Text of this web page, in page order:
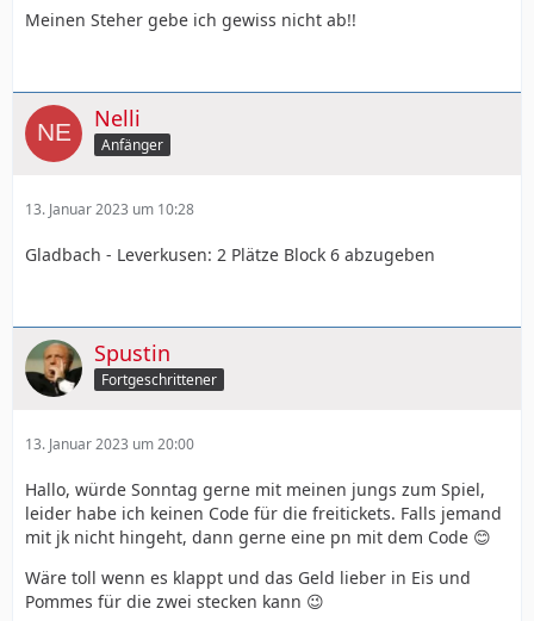
Meinen Steher gebe ich gewiss nicht ab!!
Nelli
Anfänger
13. Januar 2023 um 10:28
Gladbach - Leverkusen: 2 Plätze Block 6 abzugeben
Spustin
Fortgeschrittener
13. Januar 2023 um 20:00
Hallo, würde Sonntag gerne mit meinen jungs zum Spiel,
leider habe ich keinen Code für die freitickets. Falls jemand
mit jk nicht hingeht, dann gerne eine pn mit dem Code 😊
Wäre toll wenn es klappt und das Geld lieber in Eis und
Pommes für die zwei stecken kann 😉